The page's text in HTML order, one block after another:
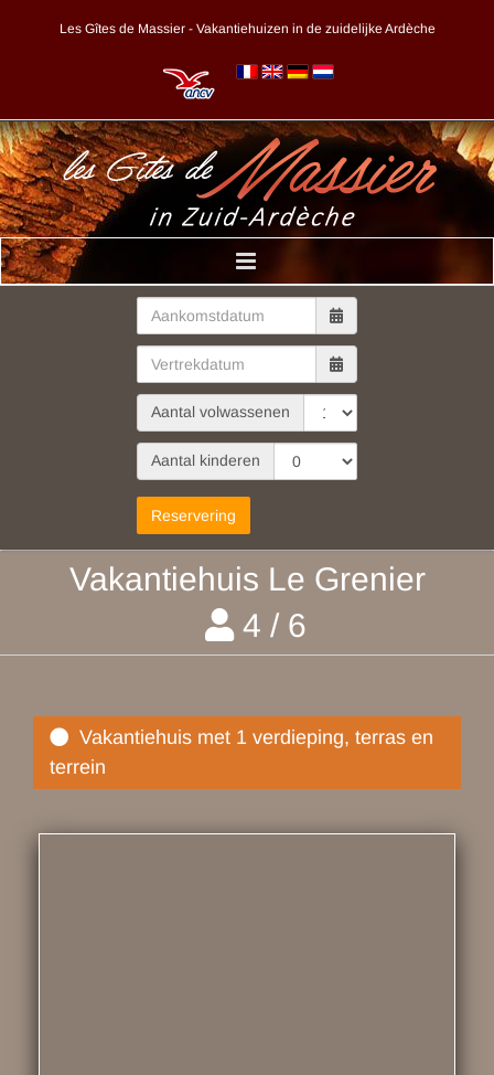
Les Gîtes de Massier - Vakantiehuizen in de zuidelijke Ardèche
Aantal volwassenen
Aantal kinderen
Vakantiehuis Le Grenier
4 / 6
Vakantiehuis met 1 verdieping, terras en
terrein